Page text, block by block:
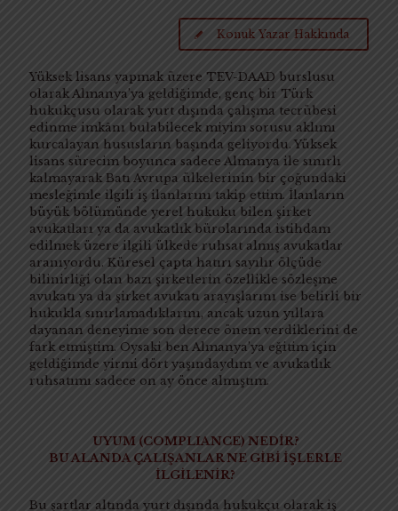
Konuk Yazar Hakkında
Yüksek lisans yapmak üzere TEV-DAAD burslusu
olarak Almanya’ya geldiğimde, genç bir Türk
hukukçusu olarak yurt dışında çalışma tecrübesi
edinme imkânı bulabilecek miyim sorusu aklımı
kurcalayan hususların başında geliyordu. Yüksek
lisans sürecim boyunca sadece Almanya ile sınırlı
kalmayarak Batı Avrupa ülkelerinin bir çoğundaki
mesleğimle ilgili iş ilanlarını takip ettim. İlanların
büyük bölümünde yerel hukuku bilen şirket
avukatları ya da avukatlık bürolarında istihdam
edilmek üzere ilgili ülkede ruhsat almış avukatlar
aranıyordu. Küresel çapta hatırı sayılır ölçüde
bilinirliği olan bazı şirketlerin özellikle sözleşme
avukatı ya da şirket avukatı arayışlarını ise belirli bir
hukukla sınırlamadıklarını, ancak uzun yıllara
dayanan deneyime son derece önem verdiklerini de
fark etmiştim. Oysaki ben Almanya’ya eğitim için
geldiğimde yirmi dört yaşındaydım ve avukatlık
ruhsatımı sadece on ay önce almıştım.
UYUM (COMPLIANCE) NEDİR?
BU ALANDA ÇALIŞANLAR NE GİBİ İŞLERLE
İLGİLENİR?
Bu şartlar altında yurt dışında hukukçu olarak iş